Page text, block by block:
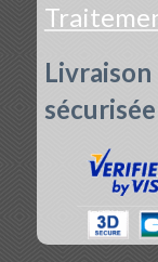
sécurisée